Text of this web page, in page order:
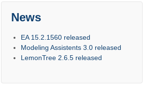
News
EA 15.2.1560 released
Modeling Assistents 3.0 released
LemonTree 2.6.5 released